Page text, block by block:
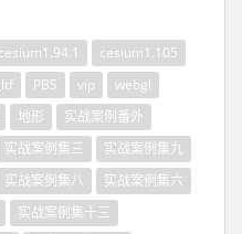
cesium1.94.1
cesium1.105
PBS vip
webgl
地形
实战案例番外
实战案例集三
实战案例集九
实战案例集八
实战案例集六
实战案例集十三